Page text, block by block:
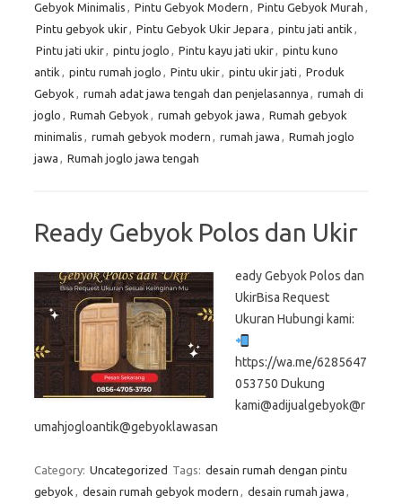
Gebyok Minimalis , Pintu Gebyok Modern , Pintu Gebyok Murah ,
Pintu gebyok ukir, Pintu Gebyok Ukir Jepara , pintu jati antik ,
Pintu jati ukir, pintu joglo , Pintu kayu jati ukir, pintu kuno
antik , pintu rumah joglo , Pintu ukir, pintu ukir jati , Produk
Gebyok , rumah adat jawa tengah dan penjelasannya , rumah di
joglo , Rumah Gebyok , rumah gebyok jawa , Rumah gebyok
minimalis , rumah gebyok modern , rumah jawa , Rumah joglo
jawa , Rumah joglo jawa tengah
Ready Gebyok Polos dan Ukir
eady Gebyok Polos dan
UkirBisa Request
Ukuran Hubungi kami:
https://wa.me/6285647
053750 Dukung
kami@adijualgebyok@r
umahjogloantik@gebyoklawasan
Category: Uncategorized Tags: desain rumah dengan pintu
gebyok , desain rumah gebyok modern , desain rumah jawa ,